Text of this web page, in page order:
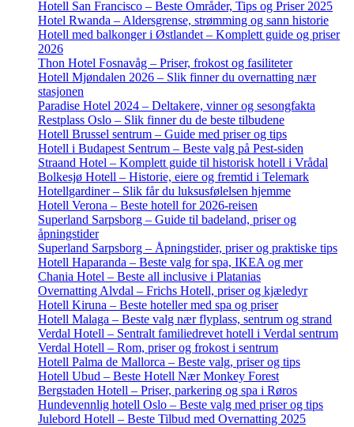
Hotell San Francisco – Beste Områder, Tips og Priser 2025
Hotel Rwanda – Aldersgrense, strømming og sann historie
Hotell med balkonger i Østlandet – Komplett guide og priser
2026
Thon Hotel Fosnavåg – Priser, frokost og fasiliteter
Hotell Mjøndalen 2026 – Slik finner du overnatting nær
stasjonen
Paradise Hotel 2024 – Deltakere, vinner og sesongfakta
Restplass Oslo – Slik finner du de beste tilbudene
Hotell Brussel sentrum – Guide med priser og tips
Hotell i Budapest Sentrum – Beste valg på Pest-siden
Straand Hotel – Komplett guide til historisk hotell i Vrådal
Bolkesjø Hotell – Historie, eiere og fremtid i Telemark
Hotellgardiner – Slik får du luksusfølelsen hjemme
Hotell Verona – Beste hotell for 2026-reisen
Superland Sarpsborg – Guide til badeland, priser og
åpningstider
Superland Sarpsborg – Åpningstider, priser og praktiske tips
Hotell Haparanda – Beste valg for spa, IKEA og mer
Chania Hotel – Beste all inclusive i Platanias
Overnatting Alvdal – Frichs Hotell, priser og kjæledyr
Hotell Kiruna – Beste hoteller med spa og priser
Hotell Malaga – Beste valg nær flyplass, sentrum og strand
Verdal Hotell – Sentralt familiedrevet hotell i Verdal sentrum
Verdal Hotell – Rom, priser og frokost i sentrum
Hotell Palma de Mallorca – Beste valg, priser og tips
Hotell Ubud – Beste Hotell Nær Monkey Forest
Bergstaden Hotell – Priser, parkering og spa i Røros
Hundevennlig hotell Oslo – Beste valg med priser og tips
Julebord Hotell – Beste Tilbud med Overnatting 2025